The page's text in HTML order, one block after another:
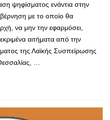
ψηφίσματος ενάντια στην
με το οποίο θα
να μην την εφαρμόσει,
αιτήματα από την
της Λαϊκής Συσπείρωσης
…